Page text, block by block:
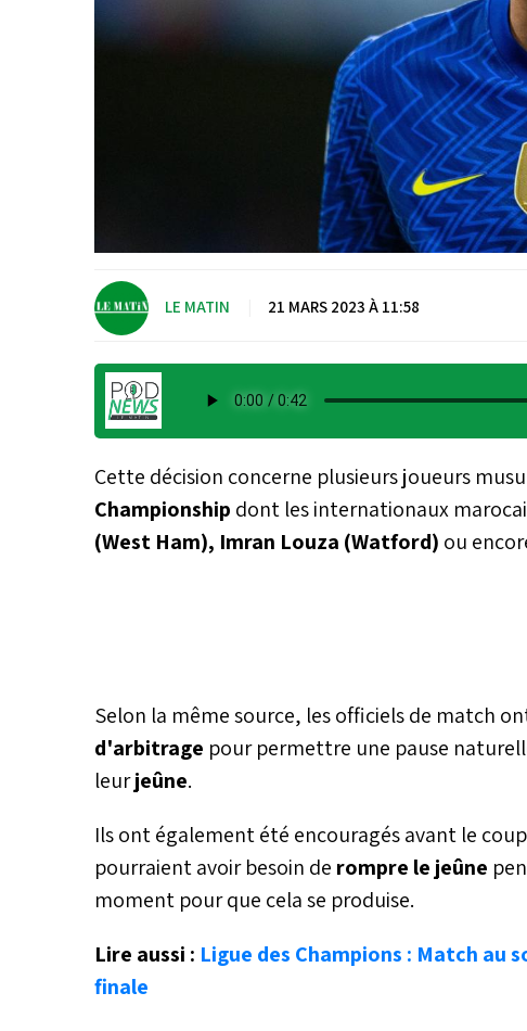
LE MATIN 21 MARS 2023 À 11:58
Cette décision concerne plusieurs joueurs
Championship dont les internationaux
(West Ham), Imran Louza (Watford) ou
Selon la même source, les officiels de match
d'arbitrage pour permettre une pause
leurjeûne.
Ils ont également été encouragés avant le
pourraient avoir besoin de rompre le jeûne
moment pour que cela se produise.
Lire aussi : Ligue des Champions : Match au
finale